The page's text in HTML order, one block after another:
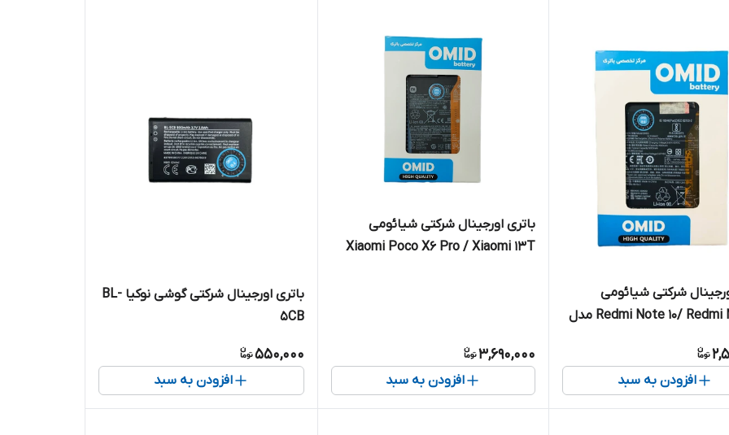
شرکتی شیائومی
Redmi Note 10/ Redmi Note 10 مدل
افزودن به سبد
باتری اورجینال شرکتی شیائومی
Xiaomi Poco X6 Pro / Xiaomi 13T
3,690,000
افزودن به سبد
باتری اورجینال شرکتی گوشی نوکیا BL-
5CB
550,000
افزودن به سبد